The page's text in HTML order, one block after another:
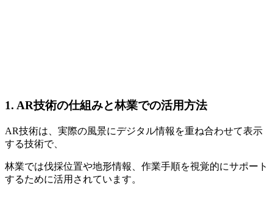
1. AR技術の仕組みと林業での活用方法
AR技術は、実際の風景にデジタル情報を重ね合わせて表示
する技術で、
林業では伐採位置や地形情報、作業手順を視覚的にサポート
するために活用されています。